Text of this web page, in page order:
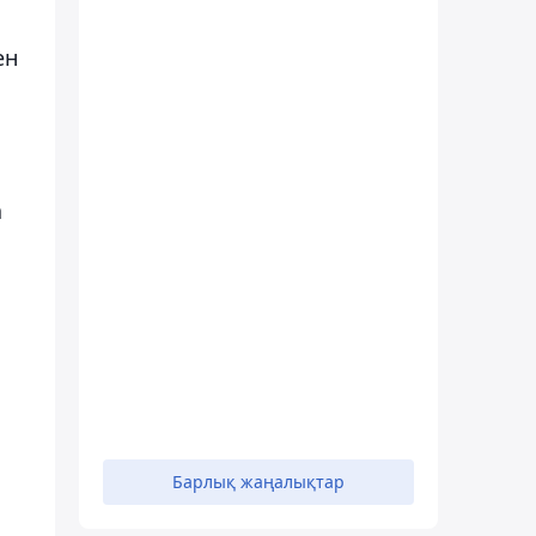
Барлық жаңалықтар